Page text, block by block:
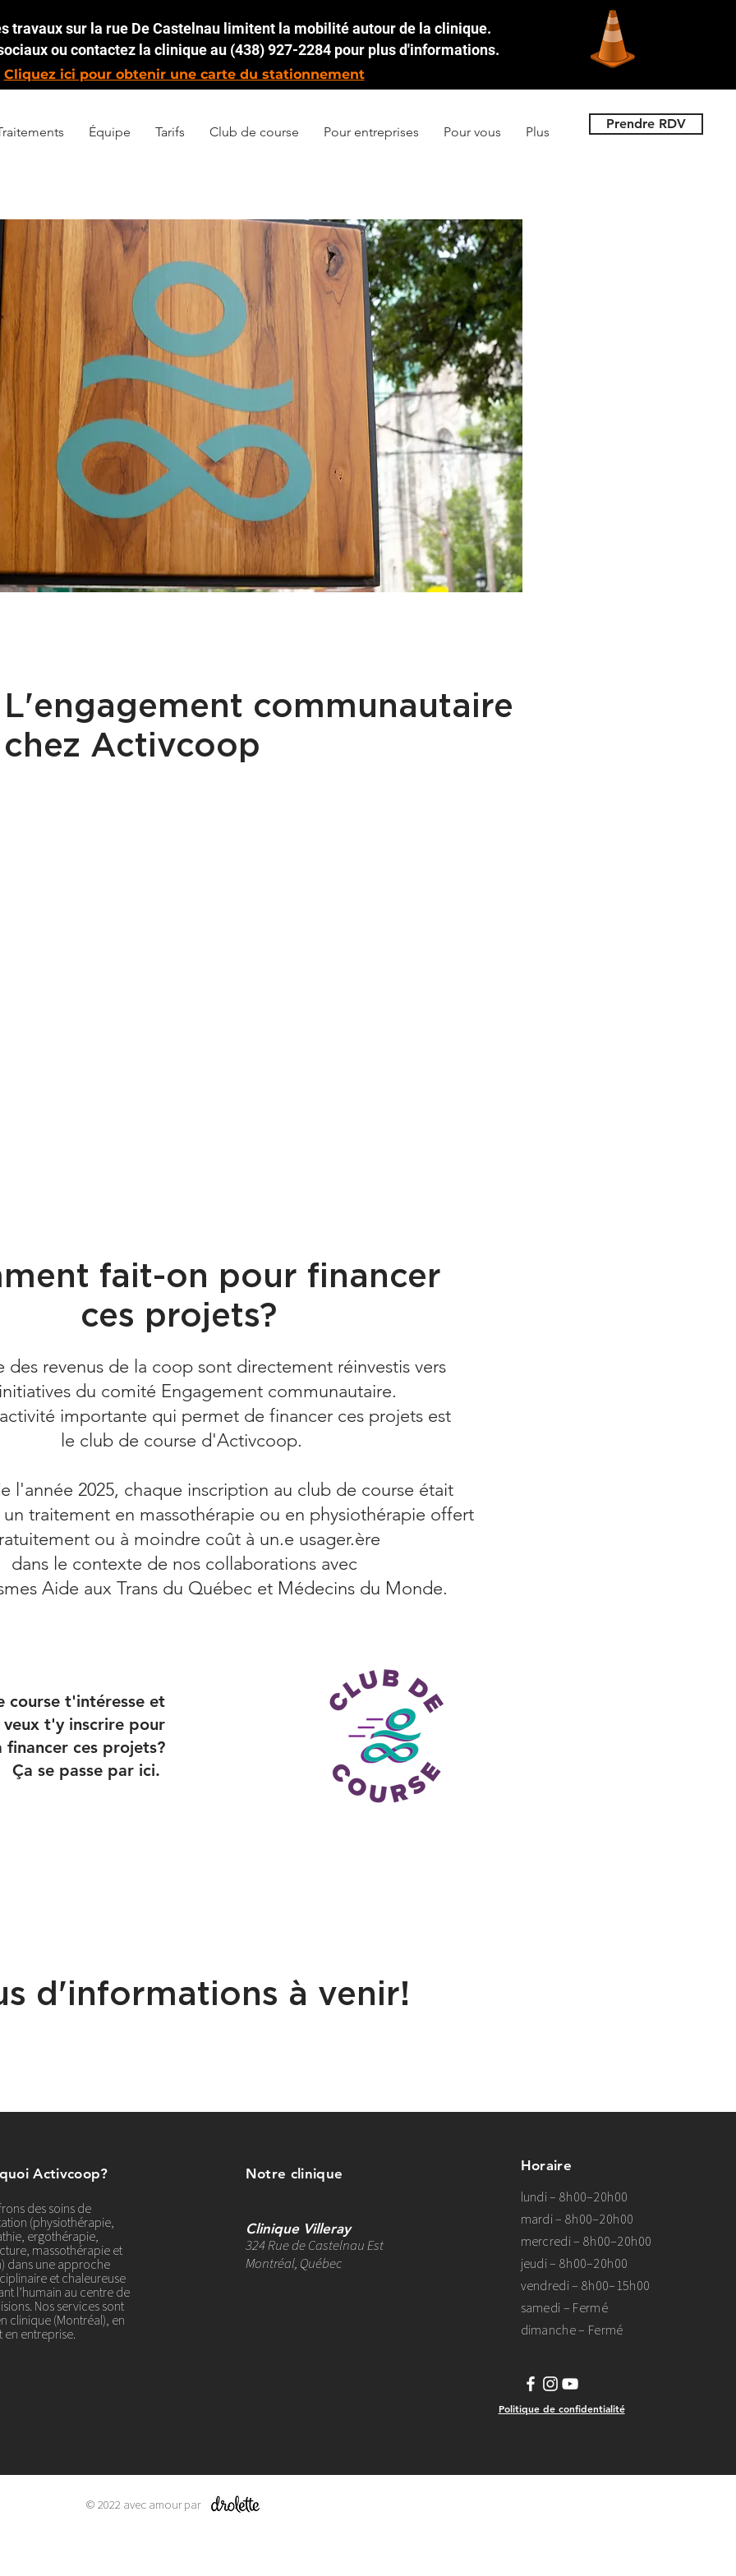
travaux sur la rue De Castelnau limitent la mobilité autour de la clinique.
ou contactez la clinique au (438) 927-2284 pour plus d'informations.
Cliquez ici pour obtenir une carte du stationnement
Équipe Tarifs Club de course Pour entreprises Pour vous Plus
Prendre RDV
L'engagement communautaire
chez Activcoop
fait-on pour financer
ces projets?
des revenus de la coop sont directement réinvestis vers
initiatives du comité Engagement communautaire.
importante qui permet de financer ces projets est
le club de course d'Activcoop.
l'année 2025, chaque inscription au club de course était
traitement en massothérapie ou en physiothérapie offert
ou à moindre coût à un.e usager.ère
dans le contexte de nos collaborations avec
Aide aux Trans du Québec et Médecins du Monde.
course t'intéresse et
t'y inscrire pour
financer ces projets?
Ça se passe par ici.
d'informations à venir!
Activcoop?
des soins de
(physiothérapie,
ergothérapie,
massothérapie et
dans une approche
et chaleureuse
l’humain au centre de
Nos services sont
clinique (Montréal), en
en entreprise.
Notre clinique
Clinique Villeray
324 Rue de Castelnau Est
Montréal, Québec
Horaire
lundi – 8h00–20h00
mardi – 8h00–20h00
mercredi – 8h00–20h00
jeudi – 8h00–20h00
vendredi – 8h00–15h00
samedi – Fermé
dimanche – Fermé
Politique de confidentialité
© 2022 avec amour par